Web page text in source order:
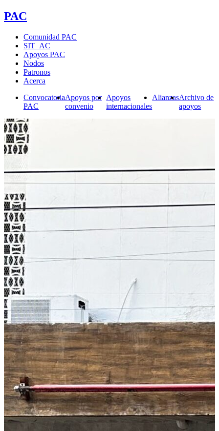
PAC
Comunidad PAC
SIT_AC
Apoyos PAC
Nodos
Patronos
Acerca
Convocatoria
PAC
Apoyos por
convenio
Apoyos
internacionales
AlianzasArchivo de
apoyos